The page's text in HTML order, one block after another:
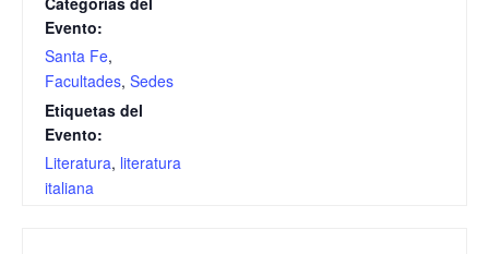
Evento:
Santa Fe,
Facultades, Sedes
Etiquetas del
Evento:
Literatura, literatura
italiana